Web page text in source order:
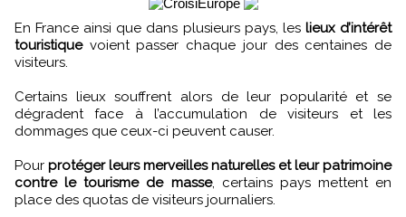
En France ainsi que dans plusieurs pays, les lieux d’intérêt
touristique voient passer chaque jour des centaines de
visiteurs.
Certains lieux souffrent alors de leur popularité et se
dégradent face à l’accumulation de visiteurs et les
dommages que ceux-ci peuvent causer.
Pour protéger leurs merveilles naturelles et leur patrimoine
contre le tourisme de masse, certains pays mettent en
place des quotas de visiteurs journaliers.